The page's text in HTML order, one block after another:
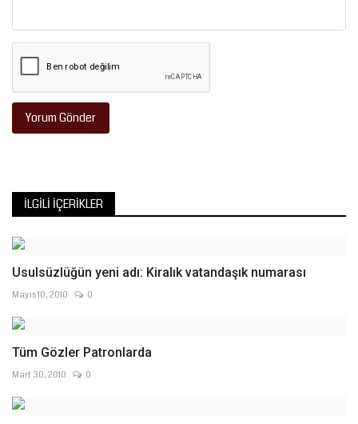
Yorum Gönder
İLGILI İÇERIKLER
Usulsüzlüğün yeni adı: Kiralık vatandaşık numarası
Mayıs 10, 2010 0
Tüm Gözler Patronlarda
Mart 30, 2010 0